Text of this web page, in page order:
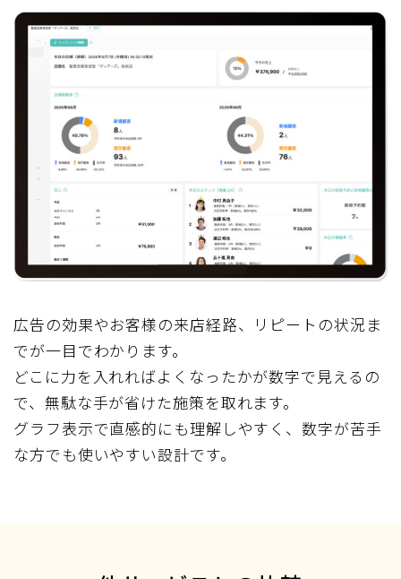
広告の効果やお客様の来店経路、リピートの状況ま
でが一目でわかります。
どこに力を入れればよくなったかが数字で見えるの
で、無駄な手が省けた施策を取れます。
グラフ表示で直感的にも理解しやすく、数字が苦手
な方でも使いやすい設計です。